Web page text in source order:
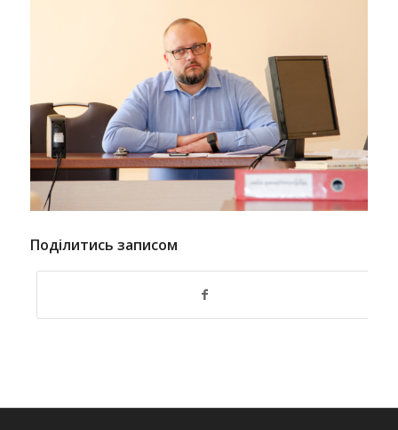
Поділитись записом